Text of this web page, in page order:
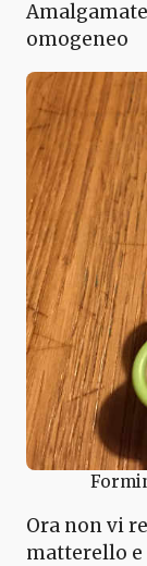
omogeneo
Ora non vi
matterello e